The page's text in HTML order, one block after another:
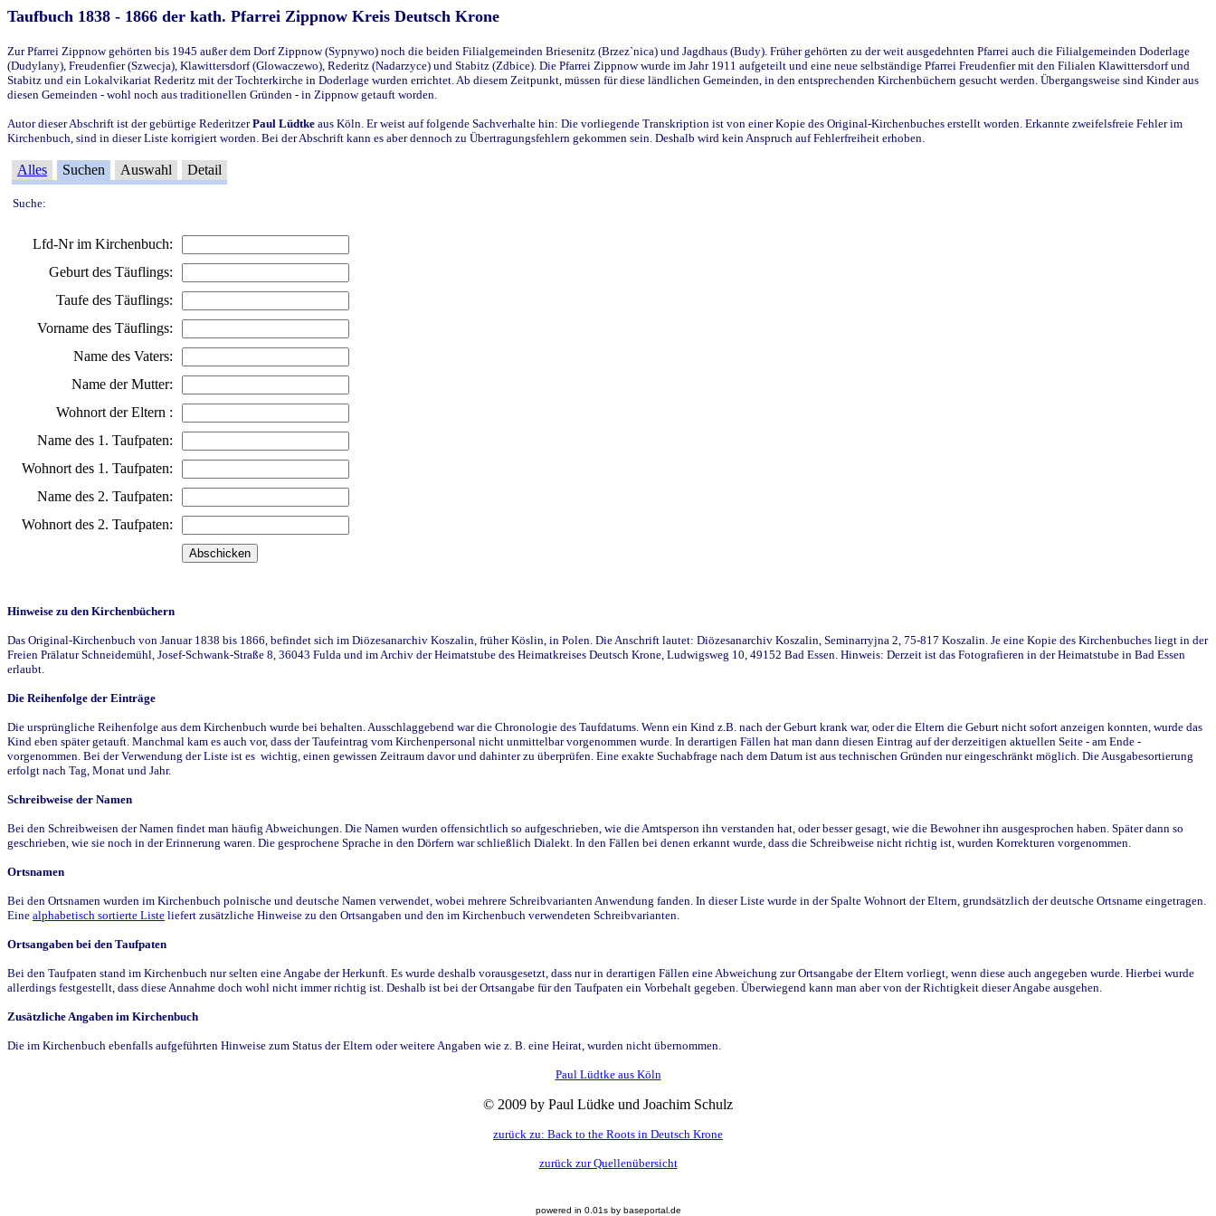
Taufbuch 1838 - 1866 der kath. Pfarrei Zippnow Kreis Deutsch Krone
Zur Pfarrei Zippnow gehörten bis 1945 außer dem Dorf Zippnow (Sypnywo) noch die beiden Filialgemeinden Briesenitz (Brzez`nica) und Jagdhaus (Budy). Früher gehörten zu der weit ausgedehnten Pfarrei auch die Filialgemeinden Doderlage
(Dudylany), Freudenfier (Szwecja), Klawittersdorf (Glowaczewo), Rederitz (Nadarzyce) und Stabitz (Zdbice). Die Pfarrei Zippnow wurde im Jahr 1911 aufgeteilt und eine neue selbständige Pfarrei Freudenfier mit den Filialen Klawittersdorf und
Stabitz und ein Lokalvikariat Rederitz mit der Tochterkirche in Doderlage wurden errichtet. Ab diesem Zeitpunkt, müssen für diese ländlichen Gemeinden, in den entsprechenden Kirchenbüchern gesucht werden. Übergangsweise sind Kinder aus
diesen Gemeinden - wohl noch aus traditionellen Gründen - in Zippnow getauft worden.
Autor dieser Abschrift ist der gebürtige RederitzerPaul Lüdtke aus Köln. Er weist auf folgende Sachverhalte hin: Die vorliegende Transkription ist von einer Kopie des Original-Kirchenbuches erstellt worden. Erkannte zweifelsfreie Fehler im
Kirchenbuch, sind in dieser Liste korrigiert worden. Bei der Abschrift kann es aber dennoch zu Übertragungsfehlern gekommen sein. Deshalb wird kein Anspruch auf Fehlerfreiheit erhoben.
Alles Suchen Auswahl Detail
Suche:
Lfd-Nr im Kirchenbuch:
Geburt des Täuflings:
Taufe des Täuflings:
Vorname des Täuflings:
Name des Vaters:
Name der Mutter:
Wohnort der Eltern :
Name des 1. Taufpaten:
Wohnort des 1. Taufpaten:
Name des 2. Taufpaten:
Wohnort des 2. Taufpaten:
Hinweise zu den Kirchenbüchern
Das Original-Kirchenbuch von Januar 1838 bis 1866, befindet sich im Diözesanarchiv Koszalin, früher Köslin, in Polen. Die Anschrift lautet: Diözesanarchiv Koszalin, Seminarryjna 2, 75-817 Koszalin. Je eine Kopie des Kirchenbuches liegt in der
Freien Prälatur Schneidemühl, Josef-Schwank-Straße 8, 36043 Fulda und im Archiv der Heimatstube des Heimatkreises Deutsch Krone, Ludwigsweg 10, 49152 Bad Essen. Hinweis: Derzeit ist das Fotografieren in der Heimatstube in Bad Essen
erlaubt.
Die Reihenfolge der Einträge
Die ursprüngliche Reihenfolge aus dem Kirchenbuch wurde bei behalten. Ausschlaggebend war die Chronologie des Taufdatums. Wenn ein Kind z.B. nach der Geburt krank war, oder die Eltern die Geburt nicht sofort anzeigen konnten, wurde das
Kind eben später getauft. Manchmal kam es auch vor, dass der Taufeintrag vom Kirchenpersonal nicht unmittelbar vorgenommen wurde. In derartigen Fällen hat man dann diesen Eintrag auf der derzeitigen aktuellen Seite - am Ende -
vorgenommen. Bei der Verwendung der Liste ist es wichtig, einen gewissen Zeitraum davor und dahinter zu überprüfen. Eine exakte Suchabfrage nach dem Datum ist aus technischen Gründen nur eingeschränkt möglich. Die Ausgabesortierung
erfolgt nach Tag, Monat und Jahr.
Schreibweise der Namen
Bei den Schreibweisen der Namen findet man häufig Abweichungen. Die Namen wurden offensichtlich so aufgeschrieben, wie die Amtsperson ihn verstanden hat, oder besser gesagt, wie die Bewohner ihn ausgesprochen haben. Später dann so
geschrieben, wie sie noch in der Erinnerung waren. Die gesprochene Sprache in den Dörfern war schließlich Dialekt. In den Fällen bei denen erkannt wurde, dass die Schreibweise nicht richtig ist, wurden Korrekturen vorgenommen.
Ortsnamen
Bei den Ortsnamen wurden im Kirchenbuch polnische und deutsche Namen verwendet, wobei mehrere Schreibvarianten Anwendung fanden. In dieser Liste wurde in der Spalte Wohnort der Eltern, grundsätzlich der deutsche Ortsname eingetragen.
Eine alphabetisch sortierte Liste liefert zusätzliche Hinweise zu den Ortsangaben und den im Kirchenbuch verwendeten Schreibvarianten.
Ortsangaben bei den Taufpaten
Bei den Taufpaten stand im Kirchenbuch nur selten eine Angabe der Herkunft. Es wurde deshalb vorausgesetzt, dass nur in derartigen Fällen eine Abweichung zur Ortsangabe der Eltern vorliegt, wenn diese auch angegeben wurde. Hierbei wurde
allerdings festgestellt, dass diese Annahme doch wohl nicht immer richtig ist. Deshalb ist bei der Ortsangabe für den Taufpaten ein Vorbehalt gegeben. Überwiegend kann man aber von der Richtigkeit dieser Angabe ausgehen.
Zusätzliche Angaben im Kirchenbuch
Die im Kirchenbuch ebenfalls aufgeführten Hinweise zum Status der Eltern oder weitere Angaben wie z. B. eine Heirat, wurden nicht übernommen.
Paul Lüdtke aus Köln
© 2009 by Paul Lüdke und Joachim Schulz
zurück zu: Back to the Roots in Deutsch Krone
zurück zur Quellenübersicht
powered in 0.01s by baseportal.de